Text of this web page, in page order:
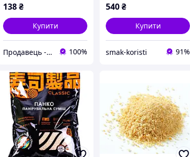
138₴
Купити
Продавець - ТОВ Сі Джі Трейд 100%
540₴
Купити
smak-koristi 91%